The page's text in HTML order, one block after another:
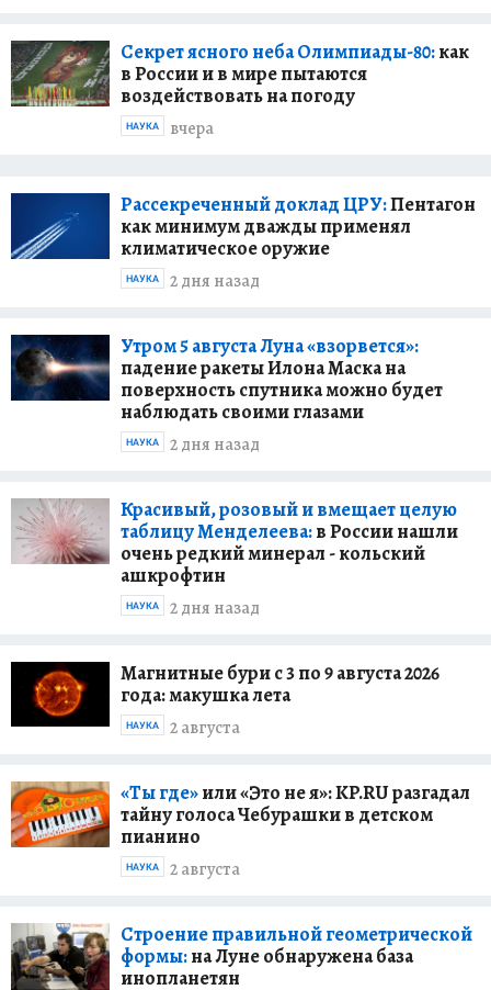
Секрет ясного неба Олимпиады-80:как
в России и в мире пытаются
воздействовать на погоду
вчера
НАУКА
Рассекреченный доклад ЦРУ:Пентагон
как минимум дважды применял
климатическое оружие
2 дня назад
НАУКА
Утром 5 августа Луна «взорвется»:
падение ракеты Илона Маска на
поверхность спутника можно будет
наблюдать своими глазами
2 дня назад
НАУКА
Красивый, розовый и вмещает целую
таблицу Менделеева:в России нашли
очень редкий минерал - кольский
ашкрофтин
2 дня назад
НАУКА
Магнитные бури с 3 по 9 августа 2026
года: макушка лета
2 августа
НАУКА
«Ты где»или «Это не я»: KP.RU разгадал
тайну голоса Чебурашки в детском
пианино
2 августа
НАУКА
Строение правильной геометрической
формы:на Луне обнаружена база
инопланетян